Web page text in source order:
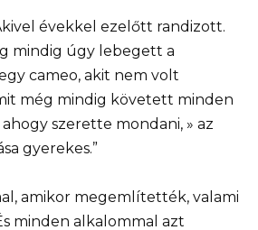
évekkel ezelőtt randizott.
mindig úgy lebegett a
cameo, akit nem volt
még mindig követett minden
szerette mondani, » az
gyerekes.”
amikor megemlítették, valami
minden alkalommal azt